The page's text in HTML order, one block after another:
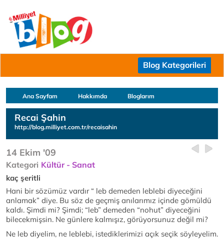
Blog Kategorileri
Ana Sayfam Hakkımda Bloglarım
Recai Şahin
http://blog.milliyet.com.tr/recaisahin
14 Ekim '09
Kategori Kültür - Sanat
kaç şeritli
Hani bir sözümüz vardır “ leb demeden leblebi diyeceğini
anlamak” diye. Bu söz de geçmiş anılarımız içinde gömüldü
kaldı. Şimdi mi? Şimdi; “leb” demeden “nohut” diyeceğini
bilecekmişsin. Ne günlere kalmışız, görüyorsunuz değil mi?
Ne leb diyelim, ne leblebi, istediklerimizi açık seçik söyleyelim.